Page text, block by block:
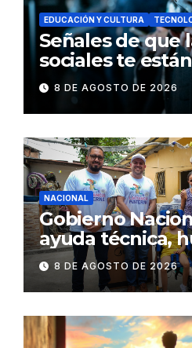
EDUCACIÓN Y CULTURA
Señales de que
sociales te están
consumiendo
8 DE AGOSTO DE 2026
NACIONAL
Gobierno
ayuda técnica,
Bono Joaquín
familia en
vulnerabilidad
8 DE AGOSTO DE 2026